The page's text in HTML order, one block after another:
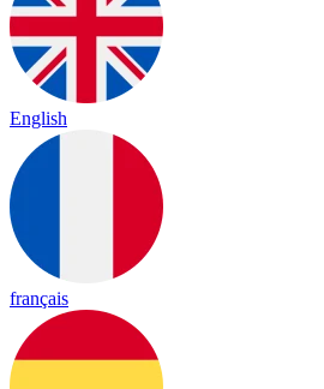
English
français